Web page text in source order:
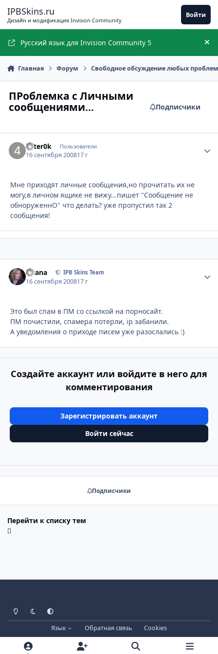
IPBSkins.ru
Дизайн и модификация Invision Community
Войти
Русский язык для Invision Community 5
Главная Форум Свободное обсуждение любых
ПРоблемка с Личными
сообщениями...
Подписчики
41ter0k Пользователи
16 сентября 200817 г
Мне приходят личные сообщения,но прочитать их не
могу,в личном ящике не вижу...пишет "Сообщение не
обноруженнО" что делать? уже пропустил так 2
сообщения!
Fisana IPB Skins Team
16 сентября 200817 г
Это был спам в ПМ со ссылкой на порносайт.
ПМ почистили, спамера потерли, ip забанили.
А уведомления о приходе писем уже разослались :)
Создайте аккаунт или войдите в него для
комментирования
Зарегистрировать аккаунт
Войти сейчас
Подписчики
Перейти к списку тем
Светлый режим
Тёмный режим
Системные настройки
Язык Обратная связь
Cookies
Лицензия зарегистрирована на IPBSkins.ru
Powered by
Invision Community